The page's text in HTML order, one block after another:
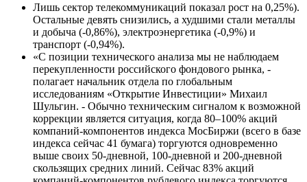
Лишь сектор телекоммуникаций показал рост на 0,25%).
Остальные девять снизились, а худшими стали металлы
и добыча (-0,86%), электроэнергетика (-0,9%) и
транспорт (-0,94%).
«С позиции технического анализа мы не наблюдаем
перекупленности российского фондового рынка, -
полагает начальник отдела по глобальным
исследованиям «Открытие Инвестиции» Михаил
Шульгин. - Обычно техническим сигналом к возможной
коррекции является ситуация, когда 80–100% акций
компаний-компонентов индекса МосБиржи (всего в базе
индекса сейчас 41 бумага) торгуются одновременно
выше своих 50-дневной, 100-дневной и 200-дневной
скользящих средних линий. Сейчас 83% акций